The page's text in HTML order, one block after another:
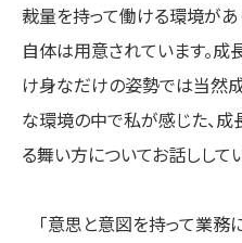
裁量を持って働ける環境があ
自体は用意されています。成
け身なだけの姿勢では当然
な環境の中で私が感じた、
る舞い方についてお話しして
「意思と意図を持って業務